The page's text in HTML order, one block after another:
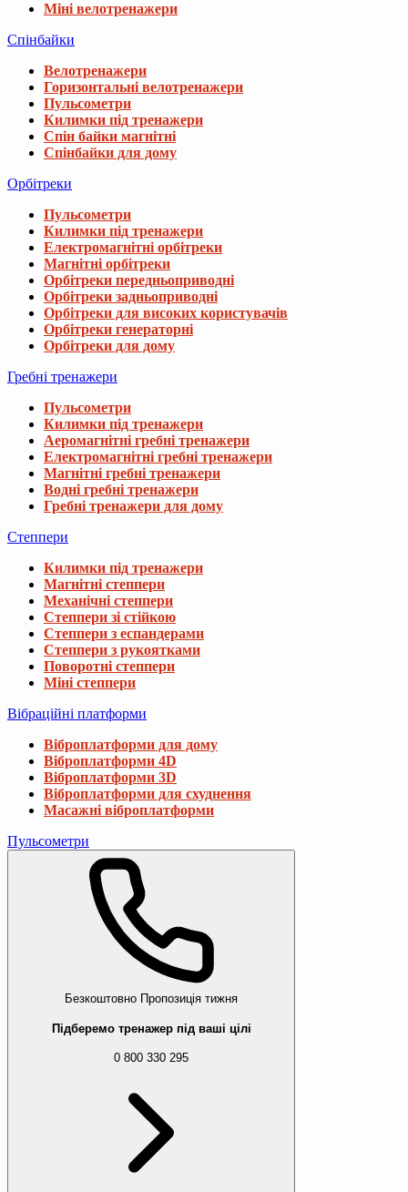
Міні велотренажери
Спінбайки
Велотренажери
Горизонтальні велотренажери
Пульсометри
Килимки під тренажери
Спін байки магнітні
Спінбайки для дому
Орбітреки
Пульсометри
Килимки під тренажери
Електромагнітні орбітреки
Магнітні орбітреки
Орбітреки передньоприводні
Орбітреки задньоприводні
Орбітреки для високих користувачів
Орбітреки генераторні
Орбітреки для дому
Гребні тренажери
Пульсометри
Килимки під тренажери
Аеромагнітні гребні тренажери
Електромагнітні гребні тренажери
Магнітні гребні тренажери
Водні гребні тренажери
Гребні тренажери для дому
Степпери
Килимки під тренажери
Магнітні степпери
Механічні степпери
Степпери зі стійкою
Степпери з еспандерами
Степпери з рукоятками
Поворотні степпери
Міні степпери
Вібраційні платформи
Віброплатформи для дому
Віброплатформи 4D
Віброплатформи 3D
Віброплатформи для схуднення
Масажні віброплатформи
Пульсометри
Безкоштовно Пропозиція тижня
Підберемо тренажер під ваші цілі
0 800 330 295